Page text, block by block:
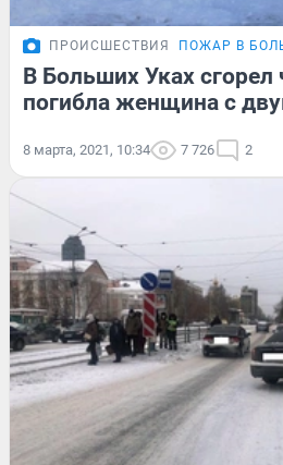
ПРОИСШЕСТВИЯ ПОЖАР В
В Больших Уках
погибла женщина с
8 марта, 2021, 10:34 7 726 2